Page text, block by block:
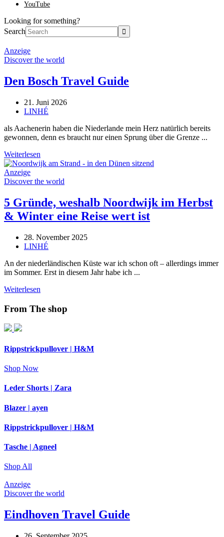
YouTube
Looking for something?
Search
Anzeige
Discover the world
Den Bosch Travel Guide
21. Juni 2026
LINHÉ
als Aachenerin haben die Niederlande mein Herz natürlich bereits
gewonnen, denn es braucht nur einen Sprung über die Grenze ...
Weiterlesen
Anzeige
Discover the world
5 Gründe, weshalb Noordwijk im Herbst
& Winter eine Reise wert ist
28. November 2025
LINHÉ
An der niederländischen Küste war ich schon oft – allerdings immer
im Sommer. Erst in diesem Jahr habe ich ...
Weiterlesen
From The shop
Rippstrickpullover | H&M
Shop Now
Leder Shorts | Zara
Blazer | ayen
Rippstrickpullover | H&M
Tasche | Agneel
Shop All
Anzeige
Discover the world
Eindhoven Travel Guide